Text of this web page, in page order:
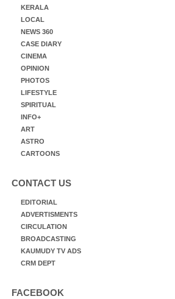
KERALA
LOCAL
NEWS 360
CASE DIARY
CINEMA
OPINION
PHOTOS
LIFESTYLE
SPIRITUAL
INFO+
ART
ASTRO
CARTOONS
CONTACT US
EDITORIAL
ADVERTISMENTS
CIRCULATION
BROADCASTING
KAUMUDY TV ADS
CRM DEPT
FACEBOOK